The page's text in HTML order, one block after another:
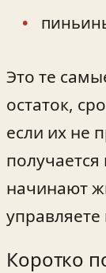
Это те
остаток,
если их не
начинают
Коротко